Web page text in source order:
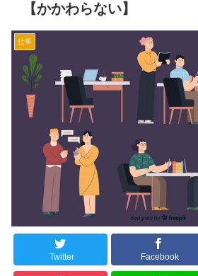
【かかわらない】
仕事
Twitter Facebook